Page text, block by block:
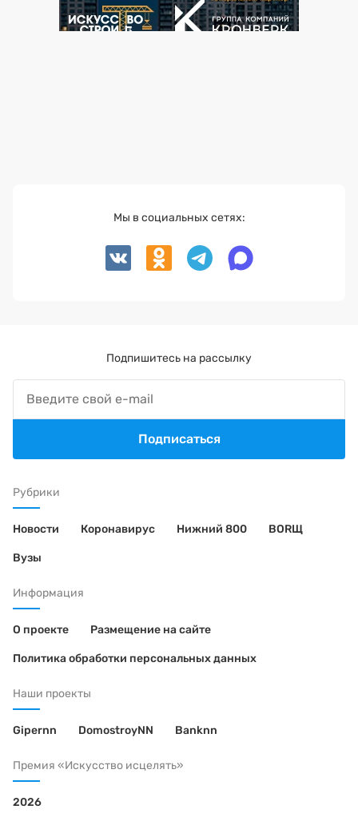
Рубрики
Новости Коронавирус Нижний 800 BORЩ
Вузы
Информация
О проекте Размещение на сайте
Политика обработки персональных данных
Наши проекты
Gipernn DomostroyNN Banknn
Премия «Искусство исцелять»
2026
Мы в социальных сетях:
Подпишитесь на рассылку
Подписаться